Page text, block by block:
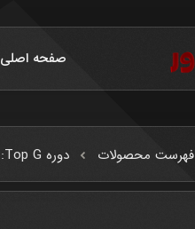
صفحه اصلی
فهرست محصولات دوره Top G: آموزش ثروت‌آفرینی و قدرت از دیدگاه Andrew Tate | دانشگاه اندرو تیت